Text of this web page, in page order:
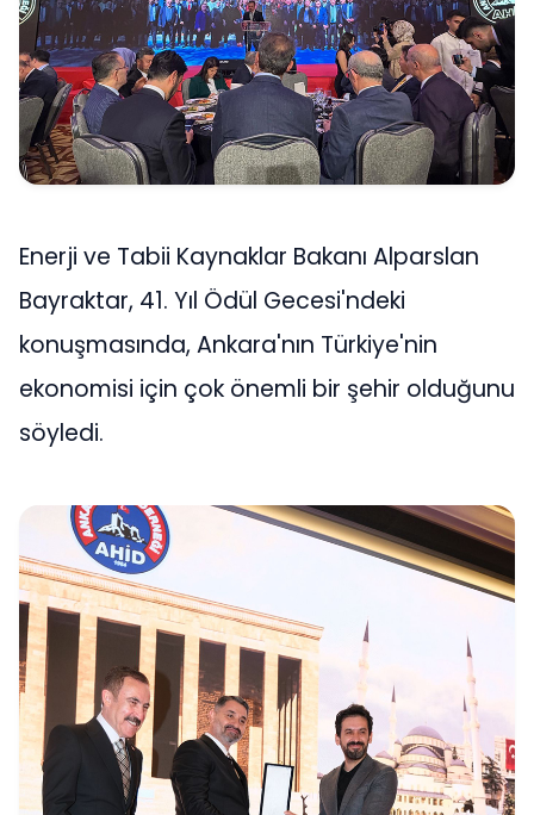
Enerji ve Tabii Kaynaklar Bakanı Alparslan
Bayraktar, 41. Yıl Ödül Gecesi'ndeki
konuşmasında, Ankara'nın Türkiye'nin
ekonomisi için çok önemli bir şehir olduğunu
söyledi.